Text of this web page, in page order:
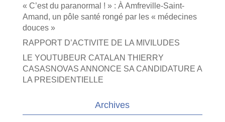
« C’est du paranormal ! » : À Amfreville-Saint-
Amand, un pôle santé rongé par les « médecines
douces »
RAPPORT D’ACTIVITE DE LA MIVILUDES
LE YOUTUBEUR CATALAN THIERRY
CASASNOVAS ANNONCE SA CANDIDATURE A
LA PRESIDENTIELLE
Archives